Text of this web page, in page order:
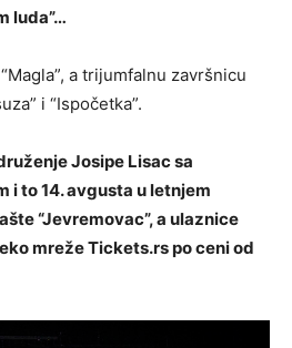
luda”…
a trijumfalnu završnicu
i “Ispočetka”.
Josipe Lisac sa
i to 14. avgusta u letnjem
“Jevremovac”, a ulaznice
mreže Tickets.rs po ceni od